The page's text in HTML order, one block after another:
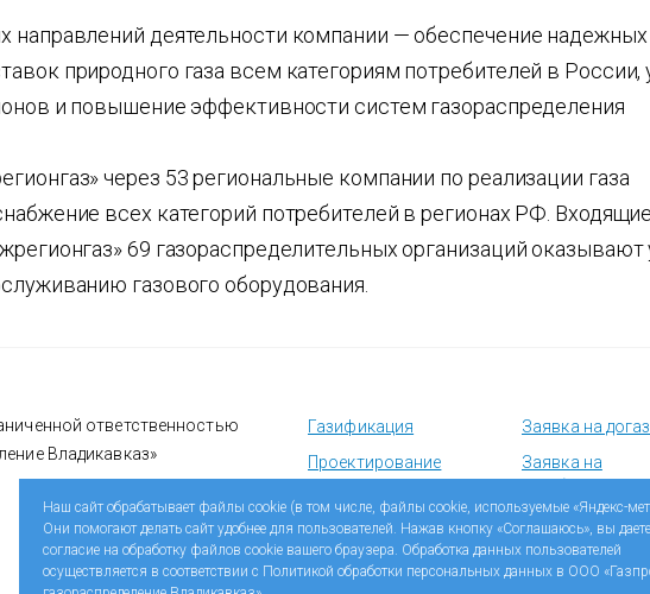
направлений деятельности компании — обеспечение надежных
природного газа всем категориям потребителей в России,
и повышение эффективности систем газораспределения
через 53 региональные компании по реализации газа
всех категорий потребителей в регионах РФ.
69 газораспределительных организаций оказывают
газового оборудования.
ответственностью
Владикавказ»
Газификация
Проектирование
Строительство
Учебный центр
Эксплуатация
Заявка на
Заявка на
газового
Безопасный газ
Наш сайт обрабатывает файлы cookie (в том числе, файлы cookie, используемые «Яндекс-
Они помогают делать сайт удобнее для пользователей. Нажав кнопку «Соглашаюсь», вы
согласие на обработку файлов cookie вашего браузера. Обработка данных пользователей
осуществляется в соответствии с Политикой обработки персональных данных в ООО